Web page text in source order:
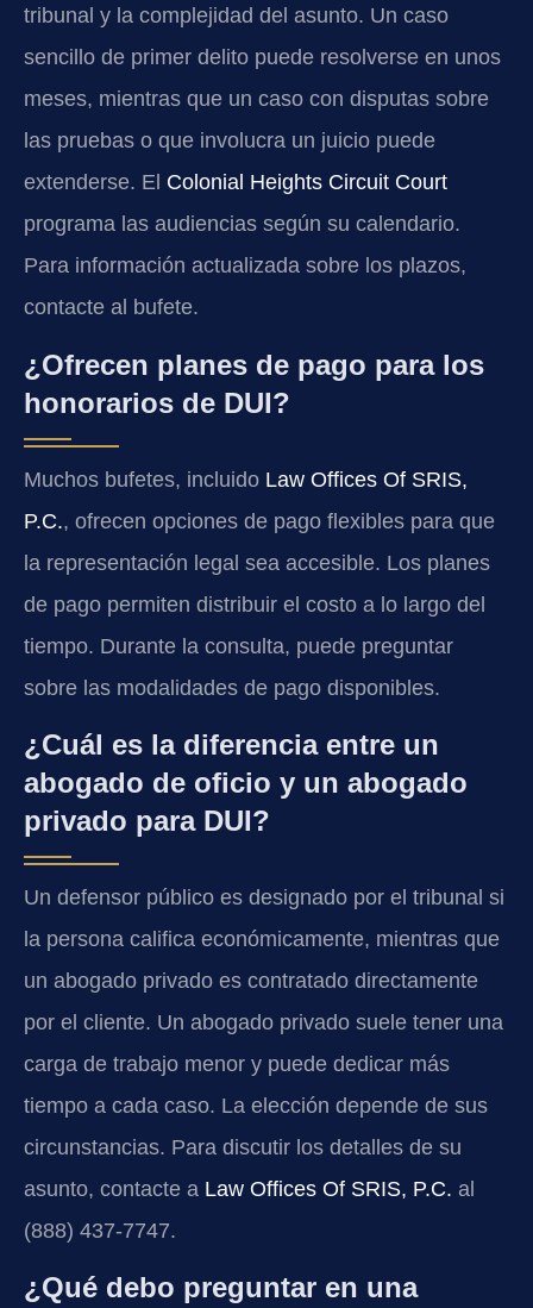
tribunal y la complejidad del asunto. Un caso
sencillo de primer delito puede resolverse en unos
meses, mientras que un caso con disputas sobre
las pruebas o que involucra un juicio puede
extenderse. El Colonial Heights Circuit Court
programa las audiencias según su calendario.
Para información actualizada sobre los plazos,
contacte al bufete.
¿Ofrecen planes de pago para los
honorarios de DUI?
Muchos bufetes, incluido Law Offices Of SRIS,
P.C., ofrecen opciones de pago flexibles para que
la representación legal sea accesible. Los planes
de pago permiten distribuir el costo a lo largo del
tiempo. Durante la consulta, puede preguntar
sobre las modalidades de pago disponibles.
¿Cuál es la diferencia entre un
abogado de oficio y un abogado
privado para DUI?
Un defensor público es designado por el tribunal si
la persona califica económicamente, mientras que
un abogado privado es contratado directamente
por el cliente. Un abogado privado suele tener una
carga de trabajo menor y puede dedicar más
tiempo a cada caso. La elección depende de sus
circunstancias. Para discutir los detalles de su
asunto, contacte a Law Offices Of SRIS, P.C. al
(888) 437-7747.
¿Qué debo preguntar en una